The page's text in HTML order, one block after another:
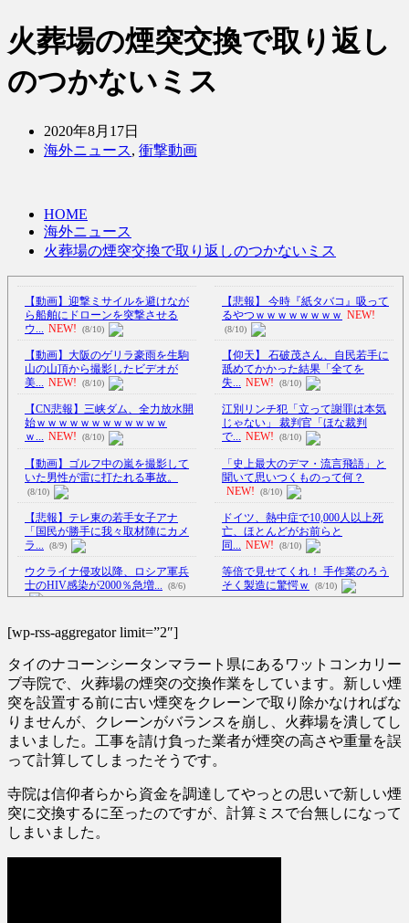
火葬場の煙突交換で取り返し
のつかないミス
2020年8月17日
海外ニュース, 衝撃動画
HOME
海外ニュース
火葬場の煙突交換で取り返しのつかないミス
【動画】迎撃ミサイルを避けなが
ら船舶にドローンを突撃させる
ウ...
NEW! (8/10)
【動画】大阪のゲリラ豪雨を生駒
山の山頂から撮影したビデオが
美... NEW! (8/10)
【CN悲報】三峡ダム、全力放水開
始ｗｗｗｗｗｗｗｗｗｗｗｗ
ｗ... NEW! (8/10)
【動画】ゴルフ中の嵐を撮影して
いた男性が雷に打たれる事故。
(8/10)
【悲報】テレ東の若手女子アナ
「国民が勝手に我々取材陣にカメ
ラ...
(8/9)
ウクライナ侵攻以降、ロシア軍兵
士のHIV感染が2000％急増...
(8/6)
李在明大統領、日本原爆投下80周
年…「平和の価値をより堅固に...
【悲報】強者男性さん「30超えて
デートの練習とかしてる奴な
ん... NEW! (8/10)
日本発「スター・ウォーズ」長編
アニメシリーズにファン興奮…
「... NEW! (8/10)
【悲報】長瀬智也さんぶっ壊れる
→利きタイヤを始めてしまうｗ
ｗ... NEW! (8/10)
5chの北斗の拳強さランキング、完
成度が高いと話題にｗｗｗｗ (5/20)
【悲報】 今時『紙タバコ』吸って
るやつｗｗｗｗｗｗｗｗ NEW!
(8/10)
【仰天】 石破茂さん、自民若手に
舐めてかかった結果「全てを
失... NEW! (8/10)
江別リンチ犯「立って謝罪は本気
じゃない」 裁判官「ほな裁判
で... NEW! (8/10)
「史上最大のデマ・流言飛語」と
聞いて思いつくものって何？
NEW!
(8/10)
ドイツ、熱中症で10,000人以上死
亡、ほとんどがお前らと
同...
NEW! (8/10)
等倍で見せてくれ！ 手作業のろう
そく製造に驚愕ｗ
(8/10)
【Xの車窓から】整備士が2度見す
る現場猫案件 ほか (7/31)
ハードオフに売っていた4万4000円
のフィギュアがヤバすぎる...
(5/20)
術... (5/20)
うちのネコが目の前にいた。私が
[wp-rss-aggregator limit=”2″]
タイのナコーンシータンマラート県にあるワットコンカリー
ブ寺院で、火葬場の煙突の交換作業をしています。新しい煙
突を設置する前に古い煙突をクレーンで取り除かなければな
りませんが、クレーンがバランスを崩し、火葬場を潰してし
まいました。工事を請け負った業者が煙突の高さや重量を誤
って計算してしまったそうです。
寺院は信仰者らから資金を調達してやっとの思いで新しい煙
突に交換するに至ったのですが、計算ミスで台無しになって
しまいました。